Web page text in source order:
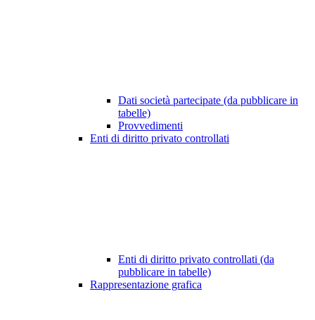
Dati società partecipate (da pubblicare in
tabelle)
Provvedimenti
Enti di diritto privato controllati
Enti di diritto privato controllati (da
pubblicare in tabelle)
Rappresentazione grafica